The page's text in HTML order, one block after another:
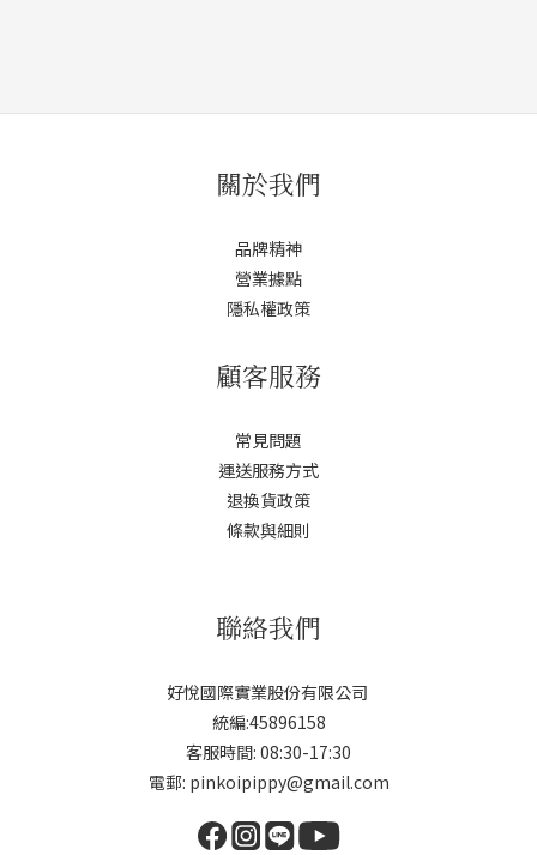
關於我們
品牌精神
營業據點
隱私權政策
顧客服務
常見問題
運送服務方式
退換貨政策
條款與細則
聯絡我們
好悅國際實業股份有限公司
統編:45896158
客服時間: 08:30-17:30
電郵: pinkoipippy@gmail.com